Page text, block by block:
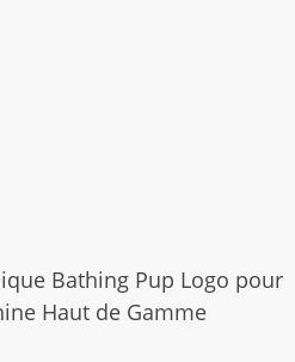
Bathing Pup Logo pour
Haut de Gamme